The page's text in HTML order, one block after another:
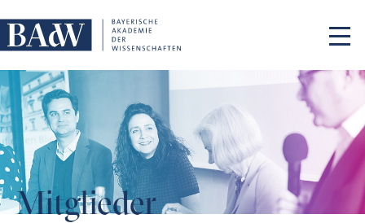
Mitglieder